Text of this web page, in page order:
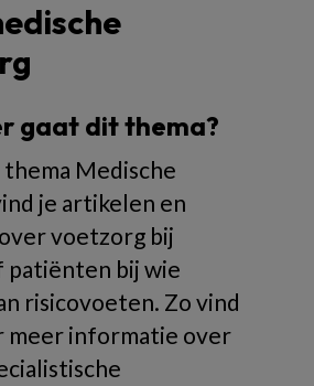
gaat dit thema?
Medische
je artikelen en
voetzorg bij
patiënten bij wie
risicovoeten. Zo vind
meer informatie over